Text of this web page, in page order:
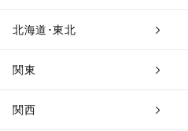
北海道･東北
関東
関西